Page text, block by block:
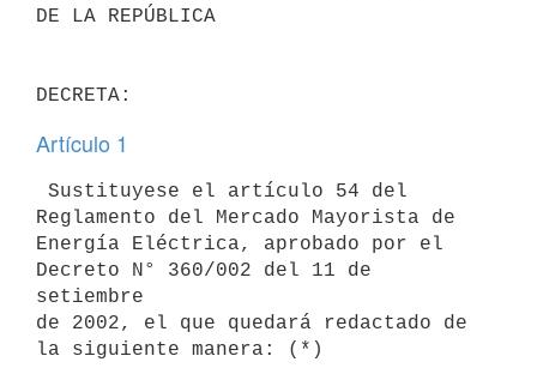
DE LA REPÚBLICA
Artículo 1
Reglamento del Mercado Mayorista de
Energía Eléctrica, aprobado por el
Decreto N° 360/002 del 11 de
setiembre
de 2002, el que quedará redactado de
la siguiente manera: (*)